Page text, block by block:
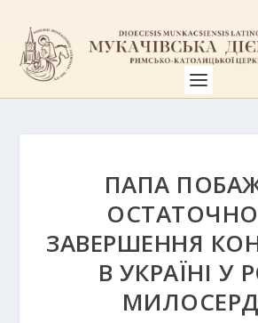
ПАПА
ЗАВЕРШЕННЯ
В УКРАЇНІ У